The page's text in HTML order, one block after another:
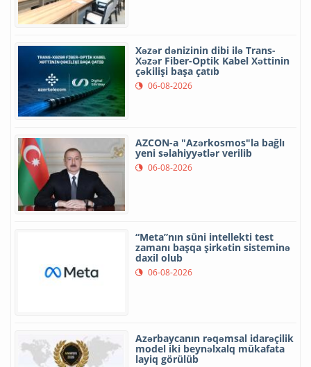
Xəzər dənizinin dibi ilə Trans-
Xəzər Fiber-Optik Kabel Xəttinin
çəkilişi başa çatıb
06-08-2026
AZCON-a "Azərkosmos"la bağlı
yeni səlahiyyətlər verilib
06-08-2026
“Meta”nın süni intellekti test
zamanı başqa şirkətin sisteminə
daxil olub
06-08-2026
Azərbaycanın rəqəmsal idarəçilik
model iki beynəlxalq mükafata
layiq görülüb